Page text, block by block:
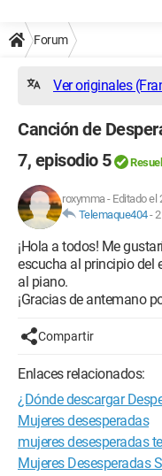
Forum
Ver originales
Canción de
7, episodio 5
roxymma- Editado el
Telemaque404-
¡Hola a todos! Me
escucha al principio del
al piano.
¡Gracias de antemano
Compartir
Enlaces relacionados:
¿Dónde descargar
Mujeres desesperadas
mujeres desesperadas
Mujeres Desesperadas